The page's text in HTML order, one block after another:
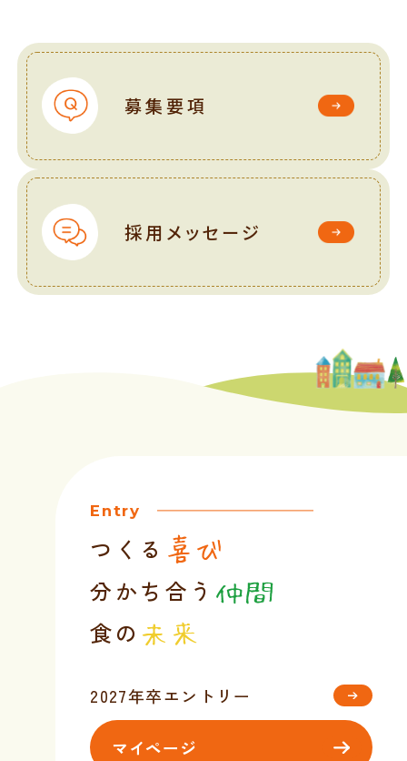
募集要項
採用メッセージ
Entry
つくる 喜び
分かち合う 仲間
食の 未来
2027年卒エントリー
マイページ